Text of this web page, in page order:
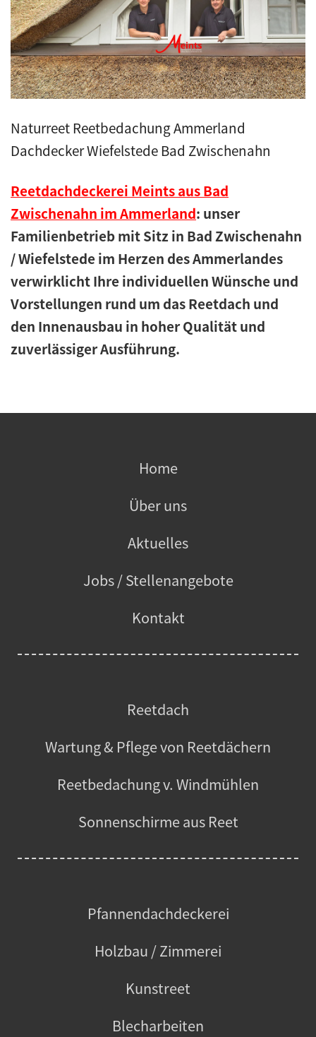
Kunstreet
Pfannendach
Holzbau
Blecharbeiten
Jobs
Kontakt
Navigation schließen
Naturreet Reetbedachung Ammerland
Dachdecker Wiefelstede Bad Zwischenahn
Reetdachdeckerei Meints aus Bad
Zwischenahn im Ammerland: unser
Familienbetrieb mit Sitz in Bad Zwischenahn
/ Wiefelstede im Herzen des Ammerlandes
verwirklicht Ihre individuellen Wünsche und
Vorstellungen rund um das Reetdach und
den Innenausbau in hoher Qualität und
zuverlässiger Ausführung.
Home
Über uns
Aktuelles
Jobs / Stellenangebote
Kontakt
Reetdach
Wartung & Pflege von Reetdächern
Reetbedachung v. Windmühlen
Sonnenschirme aus Reet
Pfannendachdeckerei
Holzbau / Zimmerei
Kunstreet
Blecharbeiten